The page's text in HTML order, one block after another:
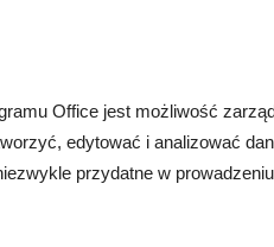
Office jest możliwość
edytować i analizować
przydatne w